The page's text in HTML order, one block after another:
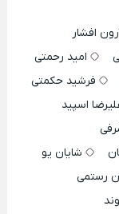
افشار
امید رحمتی
فرشید حکمتی
اسپید
شایان یو
رستمی